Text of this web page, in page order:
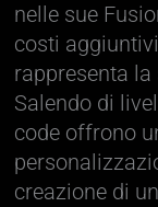
nelle sue
costi
rappresenta
Salendo di
code offrono
creazione di